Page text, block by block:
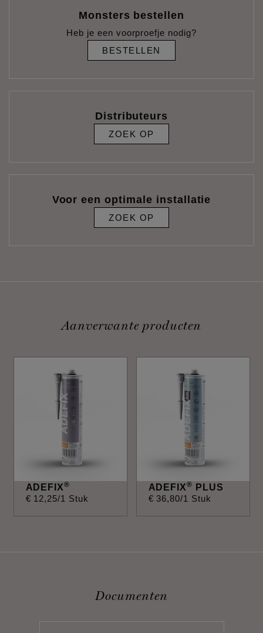
Monsters bestellen
Heb je een voorproefje nodig?
BESTELLEN
Distributeurs
ZOEK OP
Voor een optimale installatie
ZOEK OP
Aanverwante producten
ADEFIX®
€ 12,25/1 Stuk
ADEFIX®
PLUS
€36,80/1 Stuk
Documenten